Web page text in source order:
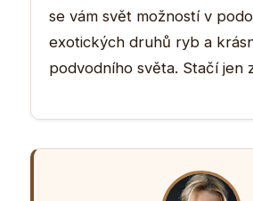
se vám svět možností v
exotických druhů ryb a
podvodního světa. Stačí jen